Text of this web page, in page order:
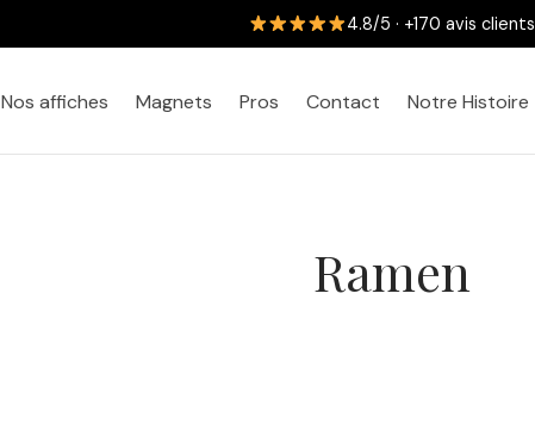
4.8/5 · +170 avis clients
Nos affiches Magnets Pros Contact Notre Histoire
Ramen